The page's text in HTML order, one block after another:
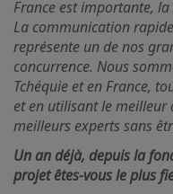
France est importante,
La communication
représente un de nos
concurrence. Nous
Tchéquie et en France,
et en utilisant le meilleur
meilleurs experts sans
Un an déjà, depuis la
projet êtes-vous le plus